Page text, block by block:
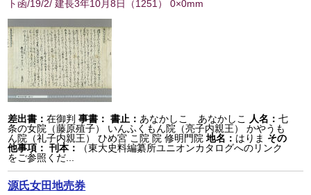
ト函/19/2/ 建長3年10月8日 （1251 ） 0×0mm
差出書：在御判 事書： 書止： あなかしこ あなかしこ 人名：七
条の女院（藤原殖子） いんふくもん院（亮子内親王） かやうも
ん院（礼子内親王） ひめ宮 こ院 院 修明門院 地名： はりま その
他事項： 刊本：
（東大史料編纂所ユニオンカタログへのリンク
をご参照くだ...
源氏女田地売券